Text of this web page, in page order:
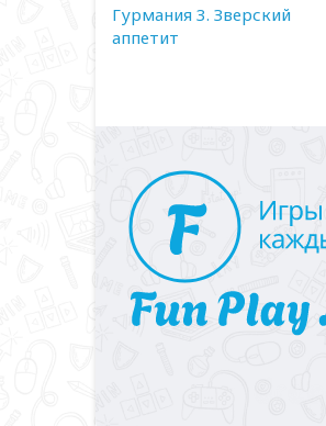
Гурмания 3. Зверский
аппетит